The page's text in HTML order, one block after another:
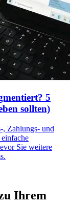
5
sollten)
, Zahlungs- und
Sie weitere
Ihrem